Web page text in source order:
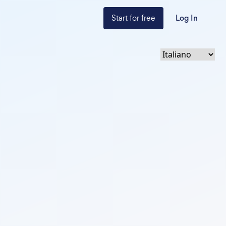
Start for free Log In